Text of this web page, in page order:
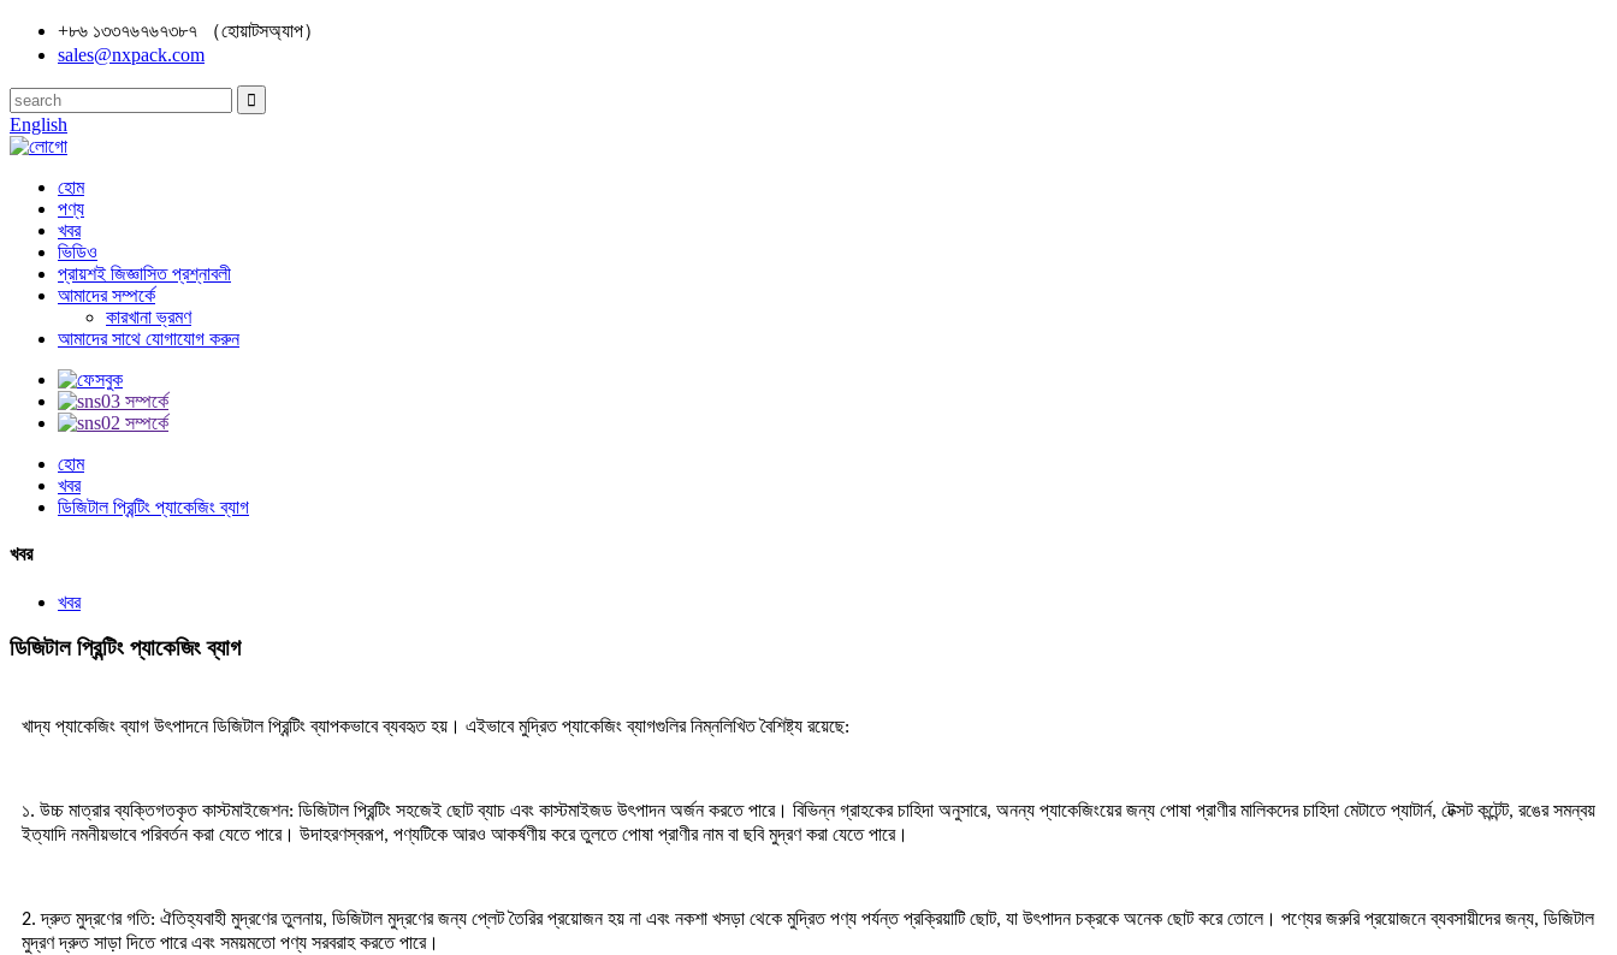
+৮৬ ১৩৩৭৬৭৬৭৩৮৭ （হোয়াটসঅ্যাপ）
sales@nxpack.com
English
হোম
পণ্য
খবর
ভিডিও
প্রায়শই জিজ্ঞাসিত প্রশ্নাবলী
আমাদের সম্পর্কে
কারখানা ভ্রমণ
আমাদের সাথে যোগাযোগ করুন
হোম
খবর
ডিজিটাল প্রিন্টিং প্যাকেজিং ব্যাগ
খবর
খবর
ডিজিটাল প্রিন্টিং প্যাকেজিং ব্যাগ
খাদ্য প্যাকেজিং ব্যাগ উৎপাদনে ডিজিটাল প্রিন্টিং ব্যাপকভাবে ব্যবহৃত হয়। এইভাবে মুদ্রিত প্যাকেজিং ব্যাগগুলির নিম্নলিখিত বৈশিষ্ট্য রয়েছে:
১. উচ্চ মাত্রার ব্যক্তিগতকৃত কাস্টমাইজেশন: ডিজিটাল প্রিন্টিং সহজেই ছোট ব্যাচ এবং কাস্টমাইজড উৎপাদন অর্জন করতে পারে। বিভিন্ন গ্রাহকের চাহিদা অনুসারে, অনন্য প্যাকেজিংয়ের জন্য পোষা প্রাণীর মালিকদের চাহিদা মেটাতে প্যাটার্ন, টেক্সট কন্টেন্ট, রঙের সমন্বয়
ইত্যাদি নমনীয়ভাবে পরিবর্তন করা যেতে পারে। উদাহরণস্বরূপ, পণ্যটিকে আরও আকর্ষণীয় করে তুলতে পোষা প্রাণীর নাম বা ছবি মুদ্রণ করা যেতে পারে।
2. দ্রুত মুদ্রণের গতি: ঐতিহ্যবাহী মুদ্রণের তুলনায়, ডিজিটাল মুদ্রণের জন্য প্লেট তৈরির প্রয়োজন হয় না এবং নকশা খসড়া থেকে মুদ্রিত পণ্য পর্যন্ত প্রক্রিয়াটি ছোট, যা উৎপাদন চক্রকে অনেক ছোট করে তোলে। পণ্যের জরুরি প্রয়োজনে ব্যবসায়ীদের জন্য, ডিজিটাল
মুদ্রণ দ্রুত সাড়া দিতে পারে এবং সময়মতো পণ্য সরবরাহ করতে পারে।